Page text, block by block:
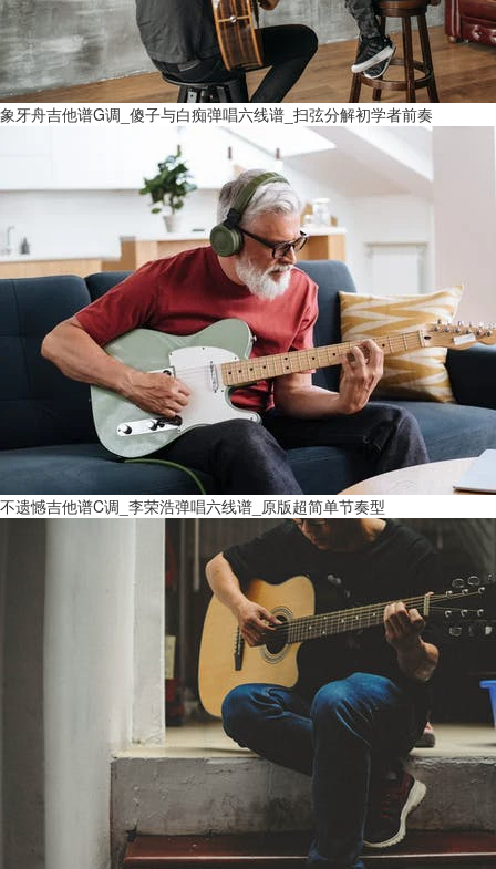
象牙舟吉他谱G调_傻子与白痴弹唱六线谱_扫弦分解初学者前奏
不遗憾吉他谱C调_李荣浩弹唱六线谱_原版超简单节奏型